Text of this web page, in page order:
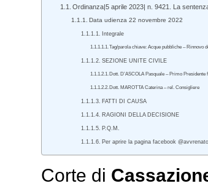
Ordinanza|5 aprile 2023| n. 9421. La
Data udienza 22 novembre 2022
Integrale
Tag/parola chiave: Acque pubbliche – Rinnovo
SEZIONE UNITE CIVILE
Dott. D’ASCOLA Pasquale – Primo Presidente
Dott. MAROTTA Caterina – rel. Consigliere
FATTI DI CAUSA
RAGIONI DELLA DECISIONE
P.Q.M.
Per aprire la pagina facebook
Corte di